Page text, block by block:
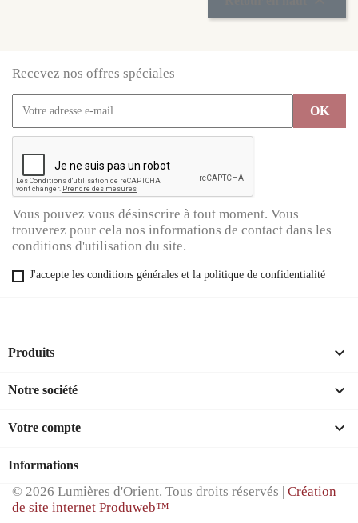
Recevez nos offres spéciales
Vous pouvez vous désinscrire à tout moment. Vous
trouverez pour cela nos informations de contact dans les
conditions d'utilisation du site.
J'accepte les conditions générales et la politique de confidentialité
Produits 
Notre société 
Votre compte 
Informations
© 2026 Lumières d'Orient. Tous droits réservés | Création
de site internet Produweb™